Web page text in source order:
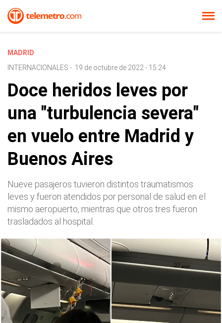
MADRID
INTERNACIONALES - 19 de octubre de 2022 - 15:24
Doce heridos leves por
una "turbulencia severa"
en vuelo entre Madrid y
Buenos Aires
Nueve pasajeros tuvieron distintos traumatismos
leves y fueron atendidos por personal de salud en el
mismo aeropuerto, mientras que otros tres fueron
trasladados al hospital.